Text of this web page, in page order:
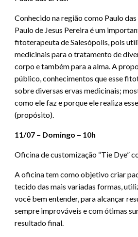
Conhecido na região como Paulo das
Paulo de Jesus Pereira é um
fitoterapeuta de Salesópolis, pois
medicinais para o tratamento de
corpo e também para a alma. A
público, conhecimentos que esse
sobre diversas ervas medicinais;
como ele faz e porque ele realiza
(propósito).
11/07 – Domingo – 10h
Oficina de customização “Tie Dye”
A oficina tem como objetivo criar
tecido das mais variadas formas,
você bem entender, para alcançar
sempre improváveis e com ótimas
resultado final.